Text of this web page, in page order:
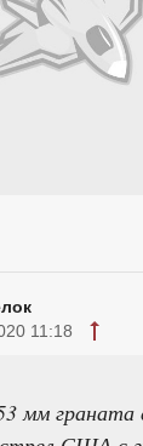
11:18
мм